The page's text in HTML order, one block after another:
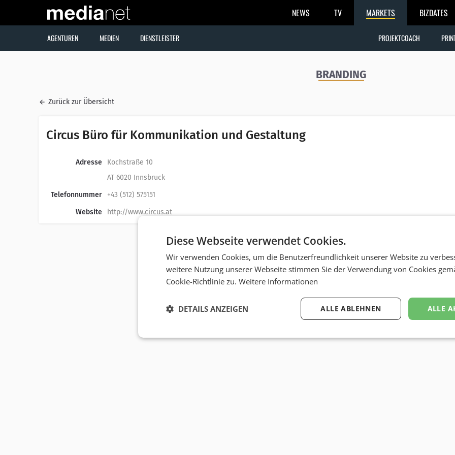
NEWS TV MARKETS BIZDATES
AGENTUREN MEDIEN DIENSTLEISTER PROJEKTCOACH
BRANDING
Zurück zur Übersicht
Circus Büro für Kommunikation und Gestaltung
Adresse
Kochstraße 10
AT 6020 Innsbruck
Telefonnummer
+43 (512) 575151
Website
http://www.circus.at
Diese Webseite verwendet Cookies.
Wir verwenden Cookies, um die Benutzerfreundlichkeit unserer Website zu
weitere Nutzung unserer Webseite stimmen Sie der Verwendung von Cookies
Cookie-Richtlinie zu. Weitere Informationen
ALLE
ALLE ABLEHNEN
DETAILS ANZEIGEN